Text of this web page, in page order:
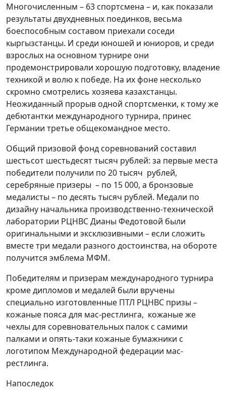
Многочисленным – 63 спортсмена – и, как показали
результаты двухдневных поединков, весьма
боеспособным составом приехали соседи
кыргызстанцы. И среди юношей и юниоров, и среди
взрослых на основном турнире они
продемонстрировали хорошую подготовку, владение
техникой и волю к победе. На их фоне несколько
скромно смотрелись хозяева казахстанцы.
Неожиданный прорыв одной спортсменки, к тому же
дебютантки международного турнира, принес
Германии третье общекомандное место.
Общий призовой фонд соревнований составил
шестьсот шестьдесят тысяч рублей: за первые места
победители получили по 20 тысяч рублей,
серебряные призеры – по 15 000, а бронзовые
медалисты – по десять тысяч рублей. Медали по
дизайну начальника производственно-технической
лаборатории РЦНВС Дианы Федотовой были
оригинальными и эксклюзивными – если сложить
вместе три медали разного достоинства, на обороте
получится эмблема МФМ.
Победителям и призерам международного турнира
кроме дипломов и медалей были вручены
специально изготовленные ПТЛ РЦНВС призы –
кожаные пояса для мас-рестлинга, кожаные же
чехлы для соревновательных палок с самими
палками и опять-таки кожаные бумажники с
логотипом Международной федерации мас-
рестлинга.
Напоследок